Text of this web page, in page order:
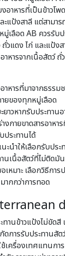
อาหารที่เป็นข้าวโ
ะแป้งสาลี แต่สาม
เลือด AB ควรรับป
วแดง ไก่ และแป้ง
หารจากเนื้อสัตว์
หารที่มาจากธรรม
ยของทุกหมู่เลือด
ยาวหากรับประทาน
งกายขาดสารอาหา
ประทานได้
ะนำให้เลือกรับปร
นเนื้อสัตว์ที่ไม่ติดมั
มาะ เลือกวิธีการ
กกว่าการทอด
ทานข้าวแป้งไม่ขัด
ดการรับประทานสั
เครื่องเทศแทนกา